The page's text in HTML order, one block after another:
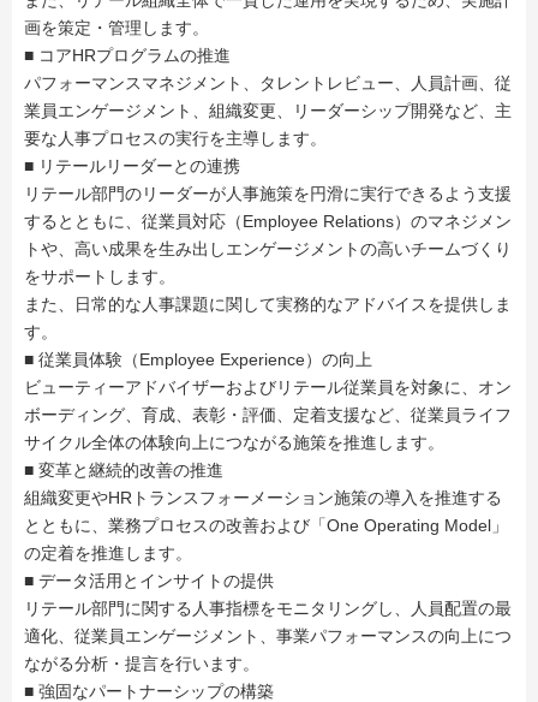
画を策定・管理します。
■ コアHRプログラムの推進
パフォーマンスマネジメント、タレントレビュー、人員計画、従
業員エンゲージメント、組織変更、リーダーシップ開発など、主
要な人事プロセスの実行を主導します。
■ リテールリーダーとの連携
リテール部門のリーダーが人事施策を円滑に実行できるよう支援
するとともに、従業員対応（Employee Relations）のマネジメン
トや、高い成果を生み出しエンゲージメントの高いチームづくり
をサポートします。
また、日常的な人事課題に関して実務的なアドバイスを提供しま
す。
■ 従業員体験（Employee Experience）の向上
ビューティーアドバイザーおよびリテール従業員を対象に、オン
ボーディング、育成、表彰・評価、定着支援など、従業員ライフ
サイクル全体の体験向上につながる施策を推進します。
■ 変革と継続的改善の推進
組織変更やHRトランスフォーメーション施策の導入を推進する
とともに、業務プロセスの改善および「One Operating Model」
の定着を推進します。
■ データ活用とインサイトの提供
リテール部門に関する人事指標をモニタリングし、人員配置の最
適化、従業員エンゲージメント、事業パフォーマンスの向上につ
ながる分析・提言を行います。
■ 強固なパートナーシップの構築